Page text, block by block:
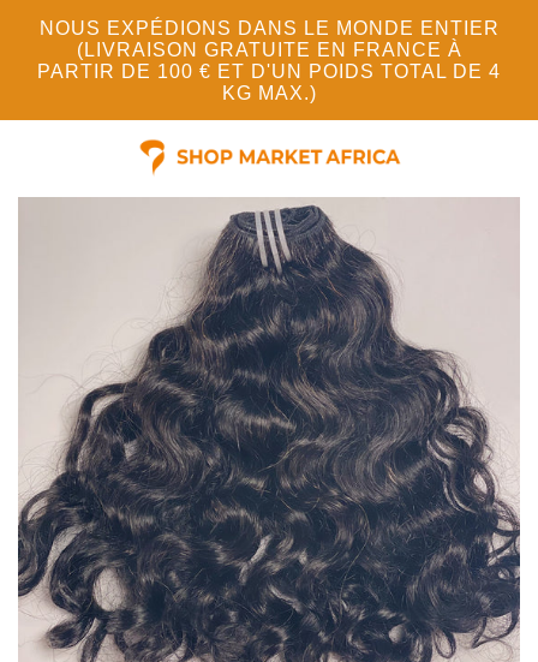
NOUS EXPÉDIONS DANS LE MONDE ENTIER
(LIVRAISON GRATUITE EN FRANCE À
PARTIR DE 100 € ET D'UN POIDS TOTAL DE 4
KG MAX.)